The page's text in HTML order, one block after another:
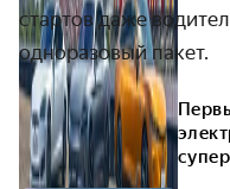
стартов даже
одноразовый пакет.